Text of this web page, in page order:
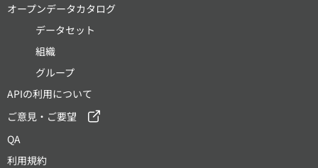
オープンデータカタログ
データセット
組織
グループ
APIの利用について
ご意見・ご要望
QA
利用規約